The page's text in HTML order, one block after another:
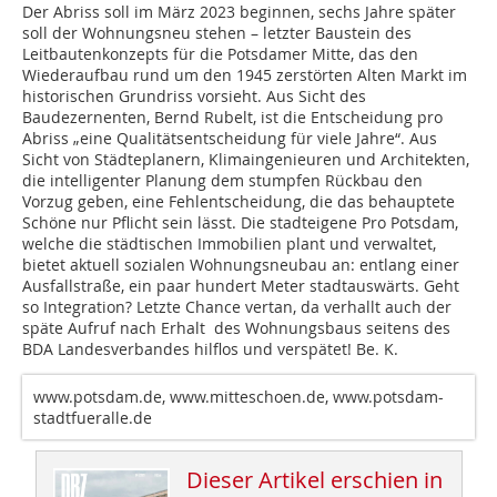
Der Abriss soll im März 2023 beginnen, sechs Jahre später
soll der Wohnungsneu stehen – letzter Baustein des
Leitbautenkonzepts für die Potsdamer Mitte, das den
Wiederaufbau rund um den 1945 zerstörten Alten Markt im
historischen Grundriss vorsieht. Aus Sicht des
Baudezernenten, Bernd Rubelt, ist die Entscheidung pro
Abriss „eine Qualitätsentscheidung für viele Jahre“. Aus
Sicht von Städteplanern, Klimaingenieuren und Architekten,
die intelligenter Planung dem stumpfen Rückbau den
Vorzug geben, eine Fehlentscheidung, die das behauptete
Schöne nur Pflicht sein lässt. Die stadteigene Pro Potsdam,
welche die städtischen Immobilien plant und verwaltet,
bietet aktuell sozialen Wohnungsneubau an: entlang einer
Ausfallstraße, ein paar hundert Meter stadtauswärts. Geht
so Integration? Letzte Chance vertan, da verhallt auch der
späte Aufruf nach Erhalt des Wohnungsbaus seitens des
BDA Landesverbandes hilflos und verspätet! Be. K.
www.potsdam.de, www.mitteschoen.de, www.potsdam-
stadtfueralle.de
Dieser Artikel erschien in